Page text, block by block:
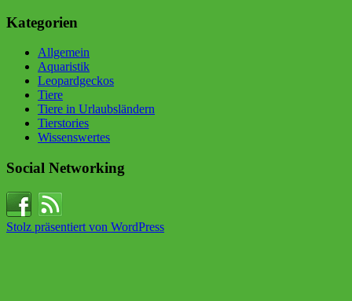
Kategorien
Allgemein
Aquaristik
Leopardgeckos
Tiere
Tiere in Urlaubsländern
Tierstories
Wissenswertes
Social Networking
Stolz präsentiert von WordPress